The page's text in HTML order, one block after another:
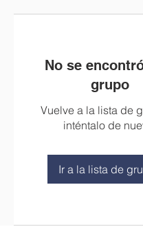
No se
grupo
Vuelve a la lista de
inténtalo de
Ir a la lista de